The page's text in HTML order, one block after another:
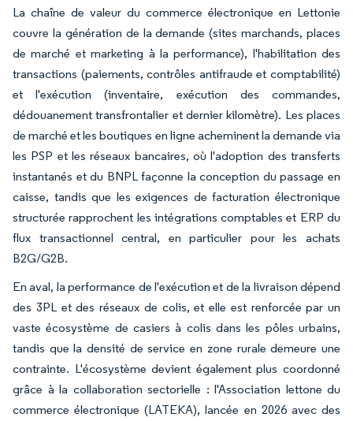
La chaîne de valeur du commerce électronique en Lettonie
couvre la génération de la demande (sites marchands, places
de marché et marketing à la performance), l'habilitation des
transactions (paiements, contrôles antifraude et comptabilité)
et l'exécution (inventaire, exécution des commandes,
dédouanement transfrontalier et dernier kilomètre). Les places
de marché et les boutiques en ligne acheminent la demande via
les PSP et les réseaux bancaires, où l'adoption des transferts
instantanés et du BNPL façonne la conception du passage en
caisse, tandis que les exigences de facturation électronique
structurée rapprochent les intégrations comptables et ERP du
flux transactionnel central, en particulier pour les achats
B2G/G2B.
En aval, la performance de l'exécution et de la livraison dépend
des 3PL et des réseaux de colis, et elle est renforcée par un
vaste écosystème de casiers à colis dans les pôles urbains,
tandis que la densité de service en zone rurale demeure une
contrainte. L'écosystème devient également plus coordonné
grâce à la collaboration sectorielle : l'Association lettone du
commerce électronique (LATEKA), lancée en 2026 avec des